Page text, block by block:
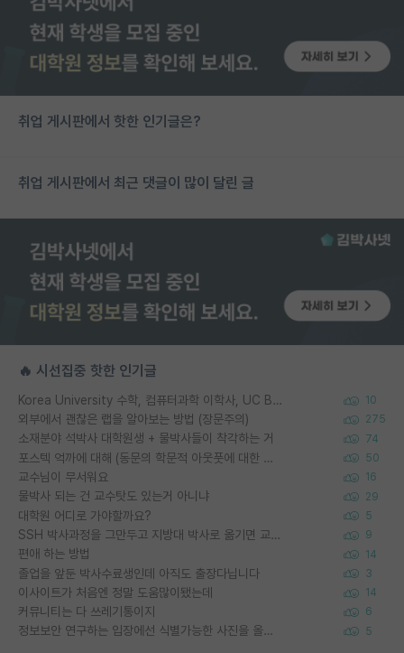
취업 게시판에서 핫한 인기글은?
취업 게시판에서 최근 댓글이 많이 달린 글
🔥 시선집중 핫한 인기글
Korea University 수학, 컴퓨터과학 이학사, UC Berkeley 산업공학 대학원 공학박사가 되는 것은 쉽지 않겠죠? 10
외부에서 괜찮은 랩을 알아보는 방법 (장문주의) 275
소재분야 석박사 대학원생 + 물박사들이 착각하는 거 74
포스텍 억까에 대해 (동문의 학문적 아웃풋에 대한 반박) 50
교수님이 무서워요 16
물박사 되는 건 교수탓도 있는거 아니냐 29
대학원 어디로 가야할까요? 5
SSH 박사과정을 그만두고 지방대 박사로 옮기면 교수의 꿈은 끝일까요? 9
편애 하는 방법 14
졸업을 앞둔 박사수료생인데 아직도 출장다닙니다 3
이사이트가 처음엔 정말 도움많이됐는데 14
커뮤니티는 다 쓰레기통이지 6
정보보안 연구하는 입장에선 식별가능한 사진을 올리는건 비추이긴함 5